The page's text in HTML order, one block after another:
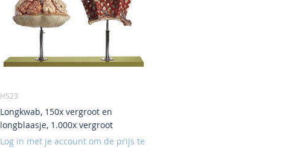
HS23
Longkwab, 150x vergroot en
longblaasje, 1.000x vergroot
Log in met je account om de prijs te